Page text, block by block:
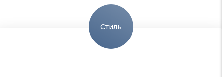
Стиль